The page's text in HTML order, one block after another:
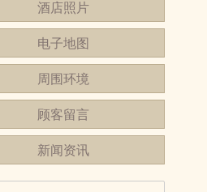
酒店照片
电子地图
周围环境
顾客留言
新闻资讯